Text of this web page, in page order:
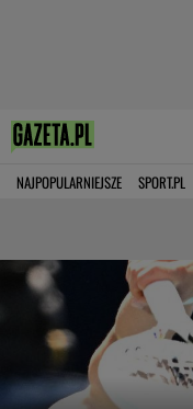
NAJPOPULARNIEJSZE SPORT.PL